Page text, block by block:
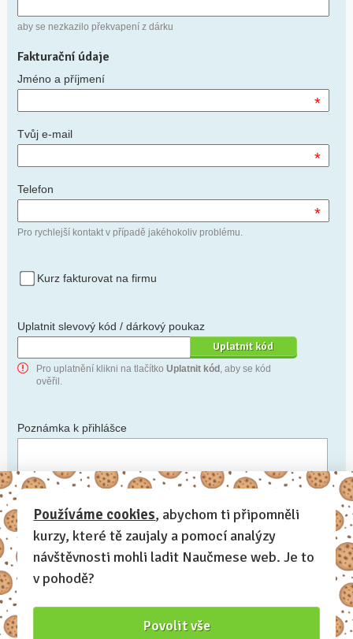
aby se nezkazilo překvapení z dárku
Fakturační údaje
Jméno a příjmení
*
Tvůj e-mail
*
Telefon
*
Pro rychlejší kontakt v případě jakéhokoliv problému.
Kurz fakturovat na firmu
Uplatnit slevový kód / dárkový poukaz
Pro uplatnění klikni na tlačítko Uplatnit kód , aby se kód
ověřil.
Poznámka k přihlášce
Chceš-li se na cokoli zeptat, nebo ke své přihlášce poznamenat.
Anonymní profil – odesláním přihlášky se automaticky
vytvoří tvůj profil na Naučmese. Zatrhni tuto volbu a profil
bude skrytý.
Chci dostávat Naučmese newsletter
Používáme cookies, abychom ti připomněli
kurzy, které tě zaujaly a pomocí analýzy
návštěvnosti mohli ladit Naučmese web. Je to
v pohodě?
Povolit vše